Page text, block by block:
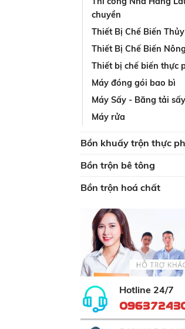
chuyền
Thiết Bị Chế Biến
Thiết Bị Chế Biến
Thiết bị chế biến thực
Máy đóng gói bao bì
Máy Sấy - Băng tải sấy
Máy rửa
Bồn khuấy trộn thực
Bồn trộn bê tông
Bồn trộn hoá chất
Hotline 24/7